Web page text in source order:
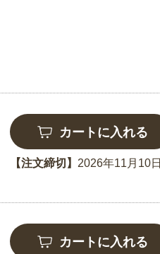
カートに入れる
【注文締切】 2026年11月10日
カートに入れる